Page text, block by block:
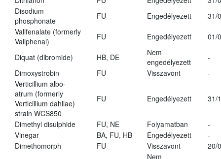
Disodium
phosphonate
FU Engedélyezett
31/
Valifenalate (formerly
Valiphenal)
FU Engedélyezett 01/
Diquat (dibromide) HB, DE
Nem
engedélyezett
-
Dimoxystrobin
FU Visszavont
-
Verticillium albo-
atrum (formerly
Verticillium dahliae)
strain WCS850
FU Engedélyezett 31/
Dimethyl disulphide FU, NE Folyamatban
-
Vinegar
BA, FU, HB Engedélyezett
-
Dimethomorph
FU Visszavont
20/
Nem